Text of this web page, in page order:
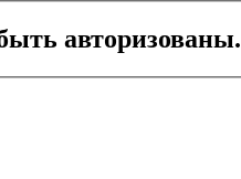
авторизованы.